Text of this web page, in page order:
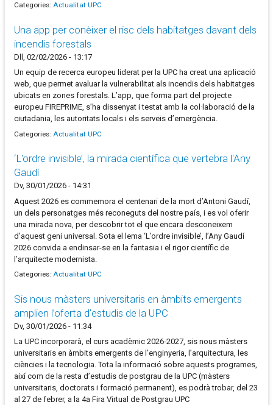
Categories: Actualitat UPC
Una app per conèixer el risc dels habitatges davant dels
incendis forestals
Dll, 02/02/2026 - 13:17
Un equip de recerca europeu liderat per la UPC ha creat una aplicació
web, que permet avaluar la vulnerabilitat als incendis dels habitatges
ubicats en zones forestals. L’app, que forma part del projecte
europeu FIREPRIME, s’ha dissenyat i testat amb la col·laboració de la
ciutadania, les autoritats locals i els serveis d’emergència.
Categories: Actualitat UPC
‘L'ordre invisible’, la mirada científica que vertebra l'Any
Gaudí
Dv, 30/01/2026 - 14:31
Aquest 2026 es commemora el centenari de la mort d’Antoni Gaudí,
un dels personatges més reconeguts del nostre país, i es vol oferir
una mirada nova, per descobrir tot el que encara desconeixem
d’aquest geni universal. Sota el lema ‘L’ordre invisible’, l’Any Gaudí
2026 convida a endinsar-se en la fantasia i el rigor científic de
l’arquitecte modernista.
Categories: Actualitat UPC
Sis nous màsters universitaris en àmbits emergents
amplien l’oferta d’estudis de la UPC
Dv, 30/01/2026 - 11:34
La UPC incorporarà, el curs acadèmic 2026-2027, sis nous màsters
universitaris en àmbits emergents de l’enginyeria, l’arquitectura, les
ciències i la tecnologia. Tota la informació sobre aquests programes,
així com de la resta d’estudis de postgrau de la UPC (màsters
universitaris, doctorats i formació permanent), es podrà trobar, del 23
al 27 de febrer, a la 4a Fira Virtual de Postgrau UPC